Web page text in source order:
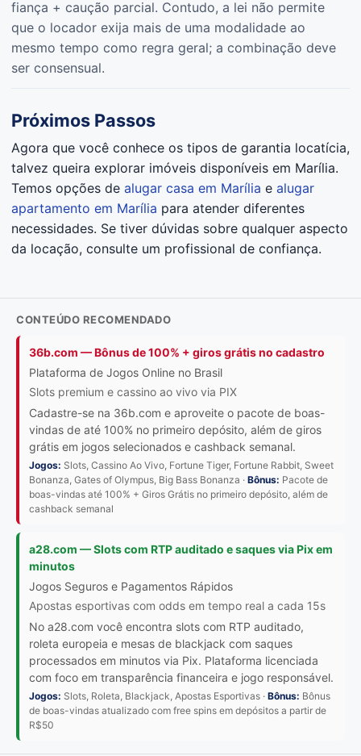
fiança + caução parcial. Contudo, a lei não permite
que o locador exija mais de uma modalidade ao
mesmo tempo como regra geral; a combinação deve
ser consensual.
Próximos Passos
Agora que você conhece os tipos de garantia locatícia,
talvez queira explorar imóveis disponíveis em Marília.
Temos opções de alugar casa em Marília e alugar
apartamento em Marília para atender diferentes
necessidades. Se tiver dúvidas sobre qualquer aspecto
da locação, consulte um profissional de confiança.
CONTEÚDO RECOMENDADO
36b.com — Bônus de 100% + giros grátis no cadastro
Plataforma de Jogos Online no Brasil
Slots premium e cassino ao vivo via PIX
Cadastre-se na 36b.com e aproveite o pacote de boas-
vindas de até 100% no primeiro depósito, além de giros
grátis em jogos selecionados e cashback semanal.
Jogos: Slots, Cassino Ao Vivo, Fortune Tiger, Fortune Rabbit, Sweet
Bonanza, Gates of Olympus, Big Bass Bonanza · Bônus: Pacote de
boas-vindas até 100% + Giros Grátis no primeiro depósito, além de
cashback semanal
a28.com — Slots com RTP auditado e saques via Pix em
minutos
Jogos Seguros e Pagamentos Rápidos
Apostas esportivas com odds em tempo real a cada 15s
No a28.com você encontra slots com RTP auditado,
roleta europeia e mesas de blackjack com saques
processados em minutos via Pix. Plataforma licenciada
com foco em transparência financeira e jogo responsável.
Jogos: Slots, Roleta, Blackjack, Apostas Esportivas · Bônus: Bônus
de boas-vindas atualizado com free spins em depósitos a partir de
R$50